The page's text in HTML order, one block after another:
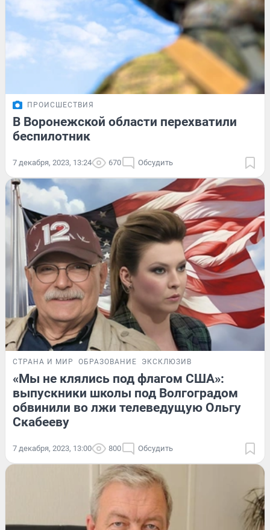
ПРОИСШЕСТВИЯ
В Воронежской области перехватили
беспилотник
7 декабря, 2023, 13:24 670 Обсудить
СТРАНА И МИР ОБРАЗОВАНИЕ ЭКСКЛЮЗИВ
«Мы не клялись под флагом США»:
выпускники школы под Волгоградом
обвинили во лжи телеведущую Ольгу
Скабееву
7 декабря, 2023, 13:00 800 Обсудить